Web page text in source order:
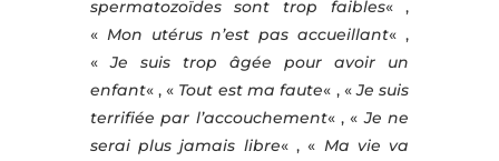
spermatozoïdes sont trop faibles« ,
« Mon utérus n’est pas accueillant« ,
«Je suis trop âgée pour avoir un
enfant« , « Tout est ma faute« , «Je suis
terrifiée par l’accouchement« , «Je ne
serai plus jamais libre« , « Ma vie va